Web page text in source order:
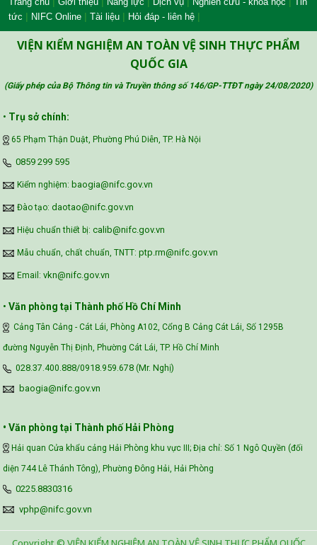
Safe Food for Growth Project (SAFEGRO)
tức | NIFC Online | Tài liệu | Hỏi đáp - liên hệ |
VIỆN KIỂM NGHIỆM AN TOÀN VỆ SINH THỰC PHẨM
QUỐC GIA
(Giấy phép của Bộ Thông tin và Truyền thông số 146/GP-TTĐT ngày 24/08/2020)
• Trụ sở chính:
65 Phạm Thận Duật, Phường Phú Diễn, TP. Hà Nội
‪0859 299 595‬
Kiểm nghiệm: baogia@nifc.gov.vn
Đào tạo: daotao@nifc.gov.vn
Hiệu chuẩn thiết bị: calib@nifc.gov.vn
Mẫu chuẩn, chất chuẩn, TNTT: ptp.rm@nifc.gov.vn
Email: vkn@nifc.gov.vn
• Văn phòng tại Thành phố Hồ Chí Minh
Cảng Tân Cảng - Cát Lái, Phòng A102, Cổng B Cảng Cát Lái, Số 1295B
đường Nguyễn Thị Định, Phường Cát Lái, TP. Hồ Chí Minh
028.37.400.888/0918.959.678 (Mr. Nghị)
baogia@nifc.gov.vn
• Văn phòng tại Thành phố Hải Phòng
Hải quan Cửa khẩu cảng Hải Phòng khu vực III; Địa chỉ: Số 1 Ngô Quyền (đối
diện 744 Lê Thánh Tông), Phường Đông Hải, Hải Phòng
0225.8830316
vphp@nifc.gov.vn